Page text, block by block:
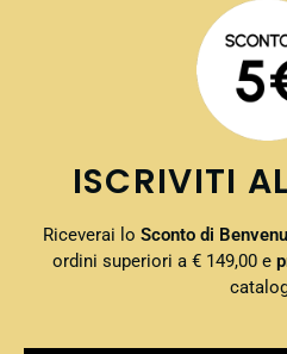
ISCRIVITI
Riceverai lo Sconto di
ordini superiori a € 149,00 e